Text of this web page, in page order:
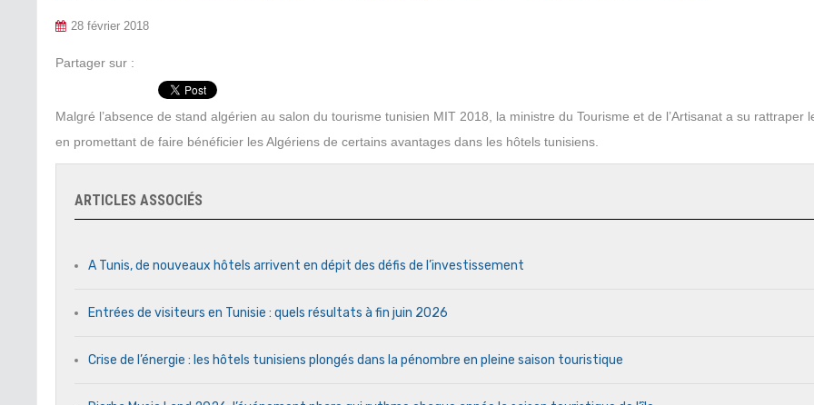
28 février 2018
Partager sur :
Malgré l’absence de stand algérien au salon du tourisme tunisien MIT 2018, la ministre du Tourisme et de l’Artisanat a su rattraper
en promettant de faire bénéficier les Algériens de certains avantages dans les hôtels tunisiens.
ARTICLES ASSOCIÉS
A Tunis, de nouveaux hôtels arrivent en dépit des défis de l’investissement
Entrées de visiteurs en Tunisie : quels résultats à fin juin 2026
Crise de l’énergie : les hôtels tunisiens plongés dans la pénombre en pleine saison touristique